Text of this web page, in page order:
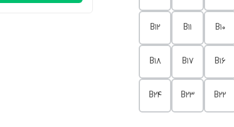
B10
B11
B12
B16
B17
B18
B22
B23
B24